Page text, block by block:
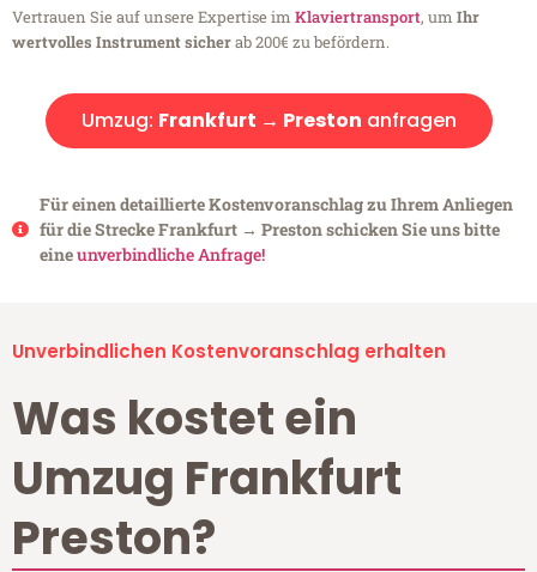
Vertrauen Sie auf unsere Expertise im Klaviertransport, um Ihr
wertvolles Instrument sicherab 200€ zu befördern.
Umzug: Frankfurt → Preston anfragen
Für einen detaillierte Kostenvoranschlag zu Ihrem Anliegen
für die Strecke Frankfurt → Preston schicken Sie uns bitte
eineunverbindliche Anfrage!
Unverbindlichen Kostenvoranschlag erhalten
Was kostet ein
Umzug Frankfurt
Preston?